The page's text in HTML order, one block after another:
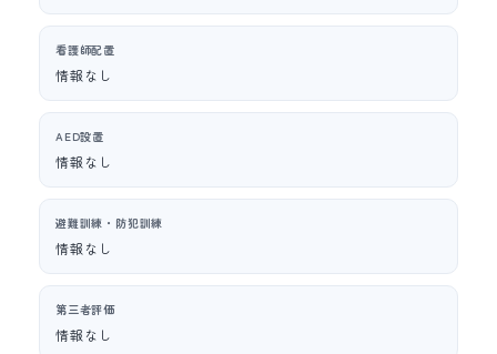
看護師配置
情報なし
AED設置
情報なし
避難訓練・防犯訓練
情報なし
第三者評価
情報なし